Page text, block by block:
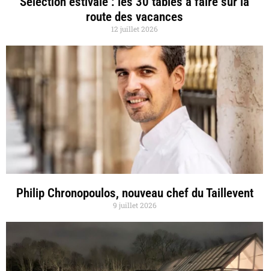
route des vacances
12 juillet 2026
Philip Chronopoulos, nouveau chef du Taillevent
9 juillet 2026